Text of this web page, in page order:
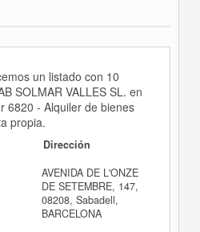
un listado con 10
SOLMAR VALLES SL. en
6820 - Alquiler de bienes
propia.
Dirección
AVENIDA DE L'ONZE
DE SETEMBRE, 147,
08208, Sabadell,
BARCELONA